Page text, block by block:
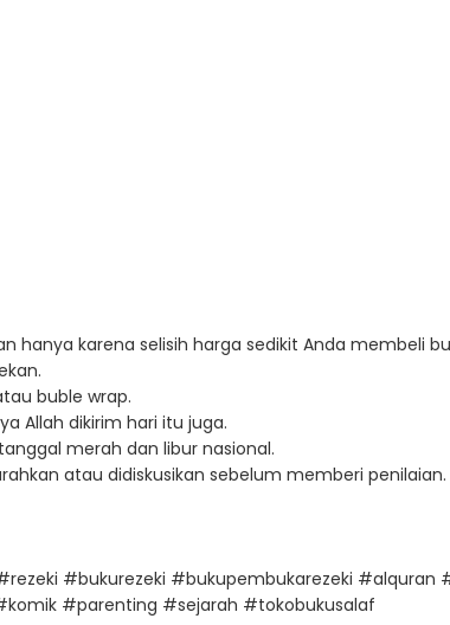
karena selisih harga sedikit Anda membeli
buble wrap.
Allah dikirim hari itu juga.
merah dan libur nasional.
atau didiskusikan sebelum memberi penilaian.
#bukurezeki #bukupembukarezeki
#parenting #sejarah #tokobukusalaf